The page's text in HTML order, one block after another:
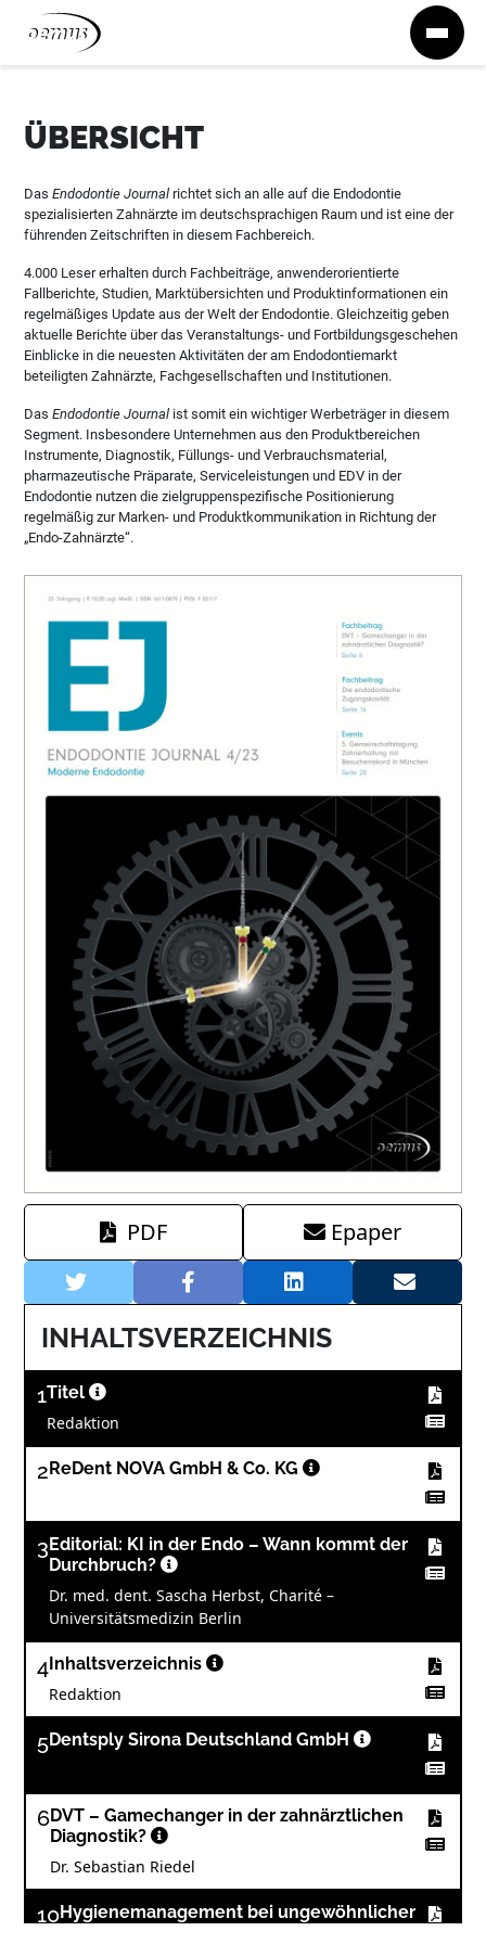
Zum Inhalt springen
ÜBERSICHT
DasEndodontie Journal richtet sich an alle auf die Endodontie
spezialisierten Zahnärzte im deutschsprachigen Raum und ist eine der
führenden Zeitschriften in diesem Fachbereich.
4.000 Leser erhalten durch Fachbeiträge, anwenderorientierte
Fallberichte, Studien, Marktübersichten und Produktinformationen ein
regelmäßiges Update aus der Welt der Endodontie. Gleichzeitig geben
aktuelle Berichte über das Veranstaltungs- und Fortbildungsgeschehen
Einblicke in die neuesten Aktivitäten der am Endodontiemarkt
beteiligten Zahnärzte, Fachgesellschaften und Institutionen.
DasEndodontie Journal ist somit ein wichtiger Werbeträger in diesem
Segment. Insbesondere Unternehmen aus den Produktbereichen
Instrumente, Diagnostik, Füllungs- und Verbrauchsmaterial,
pharmazeutische Präparate, Serviceleistungen und EDV in der
Endodontie nutzen die zielgruppenspezifische Positionierung
regelmäßig zur Marken- und Produktkommunikation in Richtung der
„Endo-Zahnärzte“.
PDF Epaper
INHALTSVERZEICHNIS
1Titel
Redaktion
2 ReDent NOVA GmbH & Co. KG
3 Editorial: KI in der Endo – Wann kommt der
Durchbruch?
Dr. med. dent. Sascha Herbst, Charité –
Universitätsmedizin Berlin
4 Inhaltsverzeichnis
Redaktion
5Dentsply Sirona Deutschland GmbH
6DVT – Gamechanger in der zahnärztlichen
Diagnostik?
Dr. Sebastian Riedel
10Hygienemanagement bei ungewöhnlicher